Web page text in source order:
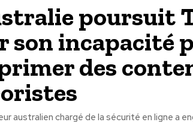
poursuit
son incapacité
des
australien chargé de la sécurité en ligne a